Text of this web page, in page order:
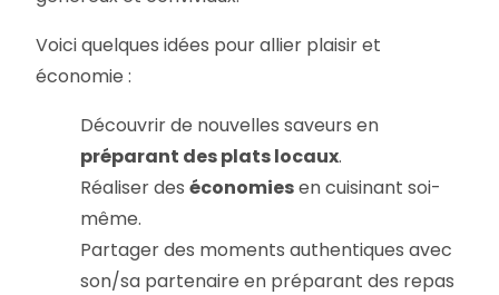
Voici quelques idées pour allier plaisir et
économie :
Découvrir de nouvelles saveurs en
préparant des plats locaux.
Réaliser deséconomiesen cuisinant soi-
même.
Partager des moments authentiques avec
son/sa partenaire en préparant des repas